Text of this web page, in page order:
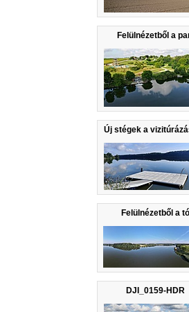
Felülnézetből a
Új stégek a
Felülnézetből a tó
DJI_0159-HDR